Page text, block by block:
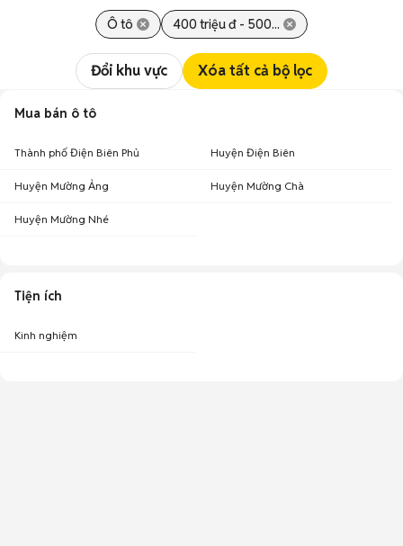
Ô tô 400 triệu đ - 500...
Đổi khu vực Xóa tất cả bộ lọc
Mua bán ô tô
Thành phố Điện Biên Phủ Huyện Điện Biên
Huyện Mường Ảng Huyện Mường Chà
Huyện Mường Nhé
Tiện ích
Kinh nghiệm